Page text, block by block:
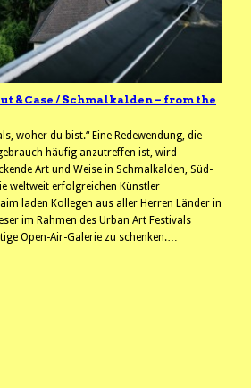
& Case / Schmalkalden – from the
woher du bist.“ Eine Redewendung, die
häufig anzutreffen ist, wird
Art und Weise in Schmalkalden, Süd-
weltweit erfolgreichen Künstler
laden Kollegen aus aller Herren Länder in
im Rahmen des Urban Art Festivals
Open-Air-Galerie zu schenken.…